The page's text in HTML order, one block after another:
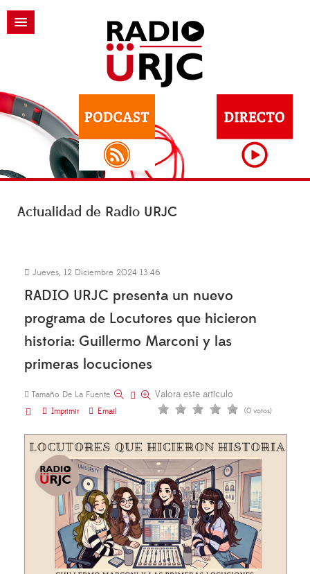
Actualidad de Radio URJC
Jueves, 12 Diciembre 2024 13:46
RADIO URJC presenta un nuevo
programa de Locutores que hicieron
historia: Guillermo Marconi y las
primeras locuciones
Tamaño De La Fuente
Imprimir
Email
Valora este artículo
(0 votos)